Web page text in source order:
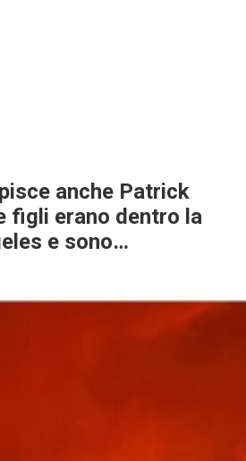
anche Patrick
figli erano dentro la
e sono…